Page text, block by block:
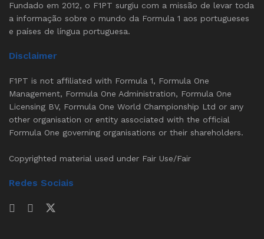
Fundado em 2012, o F1PT surgiu com a missão de levar toda
a informação sobre o mundo da Formula 1 aos portugueses
e países de língua portuguesa.
Disclaimer
F1PT is not affiliated with Formula 1, Formula One
Management, Formula One Administration, Formula One
Licensing BV, Formula One World Championship Ltd or any
other organisation or entity associated with the official
Formula One governing organisations or their shareholders.
Copyrighted material used under Fair Use/Fair
Redes Sociais